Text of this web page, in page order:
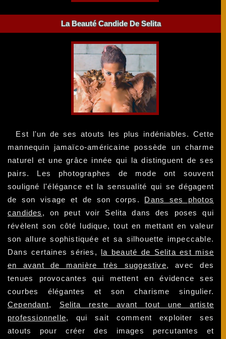
La Beauté Candide De Selita
Est l'un de ses atouts les plus indéniables. Cette
mannequin jamaïco-américaine possède un charme
naturel et une grâce innée qui la distinguent de ses
pairs. Les photographes de mode ont souvent
souligné l'élégance et la sensualité qui se dégagent
de son visage et de son corps. Dans ses photos
candides , on peut voir Selita dans des poses qui
révèlent son côté ludique, tout en mettant en valeur
son allure sophistiquée et sa silhouette impeccable.
Dans certaines séries, la beauté de Selita est mise
en avant de manière très suggestive, avec des
tenues provocantes qui mettent en évidence ses
courbes élégantes et son charisme singulier.
Cependant, Selita reste avant tout une artiste
professionnelle, qui sait comment exploiter ses
atouts pour créer des images percutantes et